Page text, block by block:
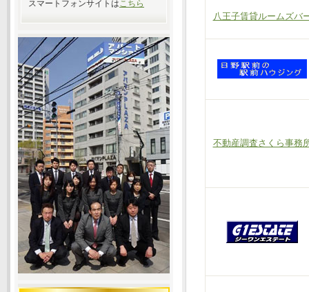
八王子賃貸ルームズバ
不動産調査さくら事務
スマートフォンサイトはこちら